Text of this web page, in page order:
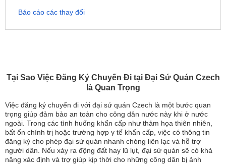
Tại Sao Việc Đăng Ký Chuyến Đi tại Đại Sứ Quán Czech
là Quan Trọng
Việc đăng ký chuyến đi với đại sứ quán Czech là một bước quan
trọng giúp đảm bảo an toàn cho công dân nước này khi ở nước
ngoài. Trong các tình huống khẩn cấp như thảm họa thiên nhiên,
bất ổn chính trị hoặc trường hợp y tế khẩn cấp, việc có thông tin
đăng ký cho phép đại sứ quán nhanh chóng liên lạc và hỗ trợ
người dân. Nếu xảy ra động đất hay lũ lụt, đại sứ quán sẽ có khả
năng xác định và trợ giúp kịp thời cho những công dân bị ảnh
Báo cáo các thay đổi